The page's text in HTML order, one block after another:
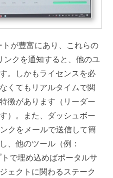
が豊富にあり、これらの
クを通知すると、他のユ
。しかもライセンスを必
くてもリアルタイムで閲
徴があります（リーダー
）。また、ダッシュボー
クをメールで送信して簡
、他のツール（例：
で埋め込めばポータルサ
ェクトに関わるステーク